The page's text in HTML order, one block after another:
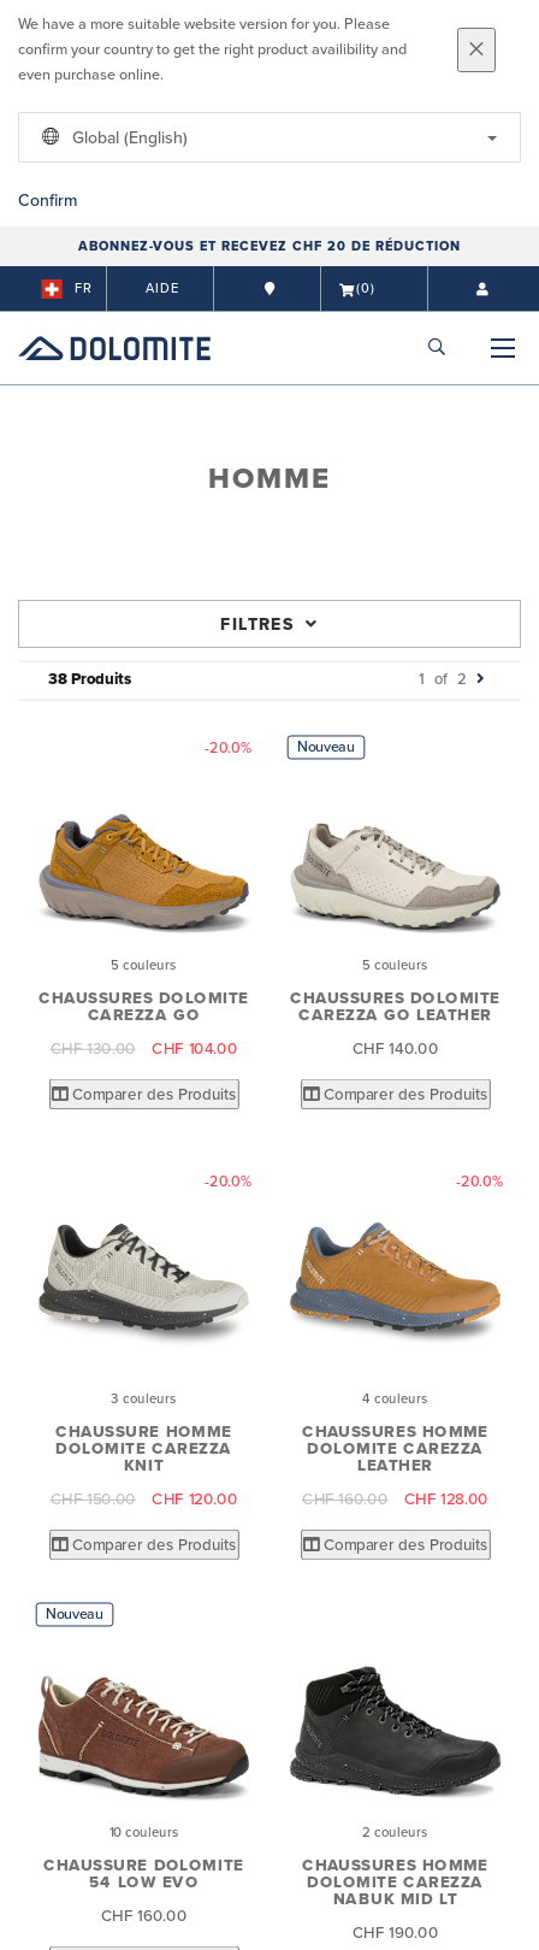
We have a more suitable website version for you. Please
confirm your country to get the right product availibility and
even purchase online.
Global (English)
Confirm
ABONNEZ-VOUS ET RECEVEZ CHF 20 DE RÉDUCTION
FR AIDE (0)
HOMME
FILTRES
38 Produits 1 of 2
-20.0%
5 couleurs
CHAUSSURES DOLOMITE
CAREZZA GO
CHF 130.00 CHF 104.00
Comparer des Produits
Nouveau
5 couleurs
CHAUSSURES DOLOMITE
CAREZZA GO LEATHER
CHF 140.00
Comparer des Produits
-20.0%
3 couleurs
CHAUSSURE HOMME
DOLOMITE CAREZZA
KNIT
CHF 150.00
CHF 120.00
Comparer des Produits
-20.0%
4 couleurs
CHAUSSURES HOMME
DOLOMITE CAREZZA
LEATHER
CHF 160.00
CHF 128.00
Comparer des Produits
Nouveau
10 couleurs
CHAUSSURE DOLOMITE
54 LOW EVO
CHF 160.00
2 couleurs
CHAUSSURES HOMME
DOLOMITE CAREZZA
NABUK MID LT
CHF 190.00